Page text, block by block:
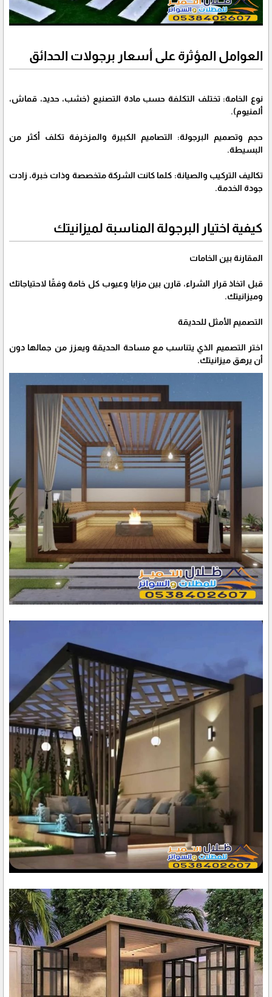
العوامل المؤثرة على أسعار برجولات الحدائق
نوع الخامة: تختلف التكلفة حسب مادة التصنيع (خشب، حديد، قماش،
ألمنيوم).
حجم وتصميم البرجولة: التصاميم الكبيرة والمزخرفة تكلف أكثر من
البسيطة.
تكاليف التركيب والصيانة: كلما كانت الشركة متخصصة وذات خبرة، زادت
جودة الخدمة.
كيفية اختيار البرجولة المناسبة لميزانيتك
المقارنة بين الخامات
قبل اتخاذ قرار الشراء، قارن بين مزايا وعيوب كل خامة وفقًا لاحتياجاتك
وميزانيتك.
التصميم الأمثل للحديقة
اختر التصميم الذي يتناسب مع مساحة الحديقة ويعزز من جمالها دون
أن يرهق ميزانيتك.